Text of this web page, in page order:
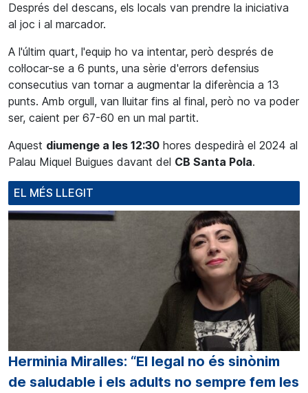
Després del descans, els locals van prendre la iniciativa
al joc i al marcador.
A l'últim quart, l'equip ho va intentar, però després de
col·locar-se a 6 punts, una sèrie d'errors defensius
consecutius van tornar a augmentar la diferència a 13
punts. Amb orgull, van lluitar fins al final, però no va poder
ser, caient per 67-60 en un mal partit.
Aquest diumenge a les 12:30 hores despedirà el 2024 al
Palau Miquel Buigues davant del CB Santa Pola.
EL MÉS LLEGIT
Herminia Miralles: “El legal no és sinònim
de saludable i els adults no sempre fem les